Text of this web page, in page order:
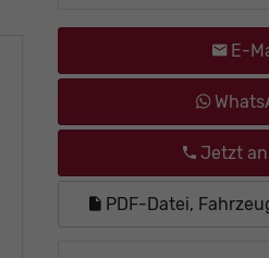
E-
Jetzt
PDF-Datei,